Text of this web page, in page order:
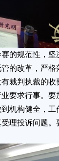
的规范性，坚
的改革，严
裁判执裁的
要求行事。
机构健全，
理投诉问题